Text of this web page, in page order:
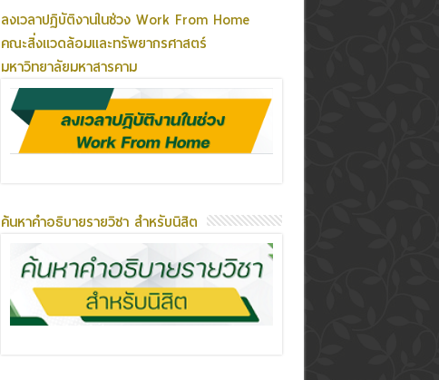
ลงเวลาปฏิบัติงานในช่วง Work From Home
คณะสิ่งแวดล้อมและทรัพยากรศาสตร์
มหาวิทยาลัยมหาสารคาม
ค้นหาคำอธิบายรายวิชา สำหรับนิสิต